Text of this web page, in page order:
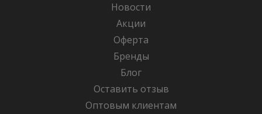
Новости
Акции
Оферта
Бренды
Блог
Оставить отзыв
Оптовым клиентам